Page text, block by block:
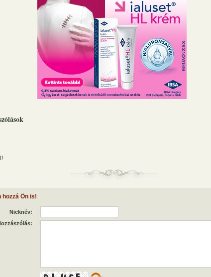
hozzá Ön is!
Nicknév: